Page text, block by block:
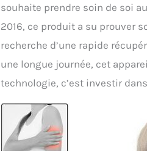
souhaite prendre soin de soi
2016, ce produit a su prouver
recherche d’une rapide
une longue journée, cet
technologie, c’est investir